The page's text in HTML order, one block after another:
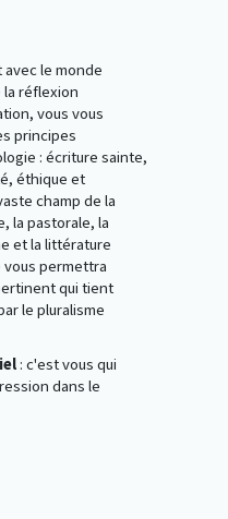
le monde
réflexion
vous vous
principes
: écriture sainte,
éthique et
champ de la
la pastorale, la
et la littérature
permettra
qui tient
le pluralisme
: c'est vous qui
dans le